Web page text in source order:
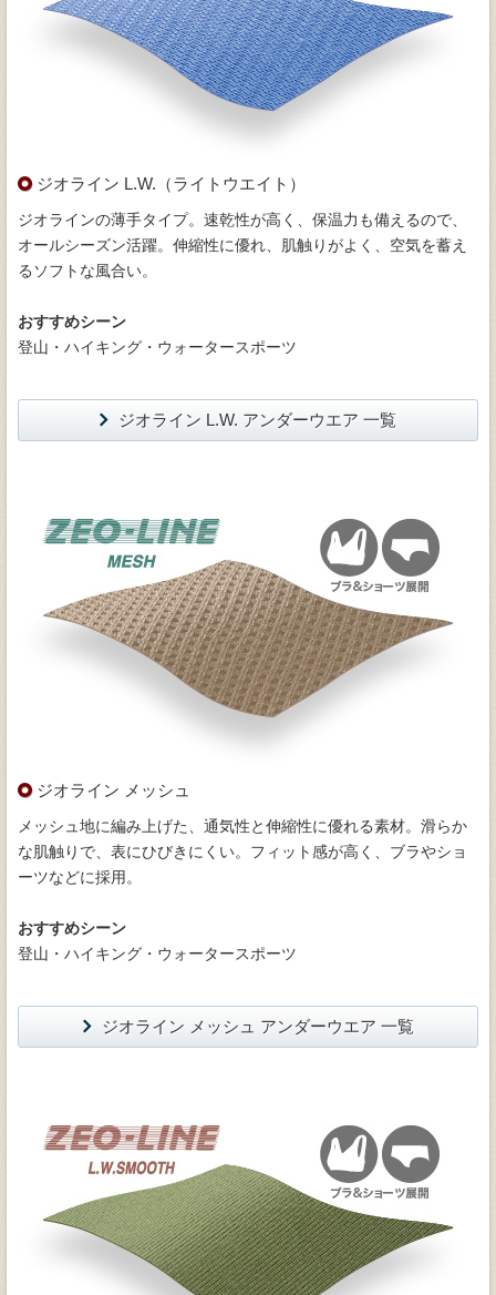
ジオライン L.W.（ライトウエイト）
ジオラインの薄手タイプ。速乾性が高く、保温力も備えるので、
オールシーズン活躍。伸縮性に優れ、肌触りがよく、空気を蓄え
るソフトな風合い。
おすすめシーン
登山・ハイキング・ウォータースポーツ
ジオライン L.W. アンダーウエア 一覧
ジオライン メッシュ
メッシュ地に編み上げた、通気性と伸縮性に優れる素材。滑らか
な肌触りで、表にひびきにくい。フィット感が高く、ブラやショ
ーツなどに採用。
おすすめシーン
登山・ハイキング・ウォータースポーツ
ジオライン メッシュ アンダーウエア 一覧